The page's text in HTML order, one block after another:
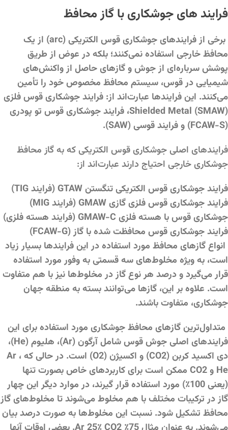
فرایند های جوشکاری با گاز محافظ
برخی از فرایندهای جوشکاری قوس الکتریکی (arc) از یک
محافظ خارجی استفاده نمی‌کنند؛ بلکه در عوض از طریق
پوشش سرباره‌ای از جوش و گازهای حاصل از واکنش‌های
شیمیایی در قوس، سیستم محافظ مخصوص خود را تأمین
می‌کنند. این فرایندها عبارت‌اند از: فرایند جوشکاری قوس فلزی
Shielded Metal (SMAW)، فرایند جوشکاری قوس تو پودری
(FCAW-S) و فرایند قوسی (SAW).
فرایندهای اصلی جوشکاری قوس الکتریکی که به گاز محافظ
جوشکاری خارجی احتیاج دارند عبارت‌اند از:
فرایند جوشکاری قوس الکتریکی تنگستن GTAW (فرایند TIG)
فرایند جوشکاری قوس فلزی گازی GMAW (فرایند MIG)
جوشکاری قوس با هسته فلزی GMAW-C (فرایند هسته فلزی)
فرایند جوشکاری قوس محافظت شده با گاز (FCAW-G)
انواع گازهای محافظ مورد استفاده در این فرایندها بسیار زیاد
است، به ویژه مخلوط‌های سه قسمتی به وفور مورد استفاده
قرار می‌گیرد و درصد هر نوع گاز در مخلوط‌ها نیز با هم متفاوت
است. علاوه بر این، گازها می‌توانند بسته به منطقه جهان
جوشکاری، متفاوت باشند.
متداول‌ترین گازهای محافظ جوشکاری مورد استفاده برای این
فرایندهای اصلی جوش قوس شامل آرگون (Ar)، هلیوم (He)،
دی اکسید کربن (CO2) و اکسیژن (O2) است. در حالی که Ar ،
He و CO2 ممکن است برای کاربردهای خاص بصورت تنها
(یعنی 100٪) مورد استفاده قرار گیرند، در موارد دیگر این چهار
گاز در ترکیبات مختلف با هم مخلوط می‌شوند تا مخلوط‌های گاز
محافظ تشکیل شود. نسبت این مخلوط‌ها به صورت درصد بیان